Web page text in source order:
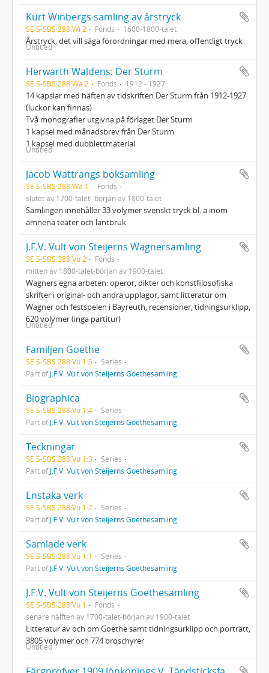
Kurt Winbergs samling av årstryck
SE S-SBS 288 Wi 2 Fonds 1600-1800-talet
Årstryck, det vill säga förordningar med mera, offentligt tryck
Untitled
Herwarth Waldens: Der Sturm
SE S-SBS 288 Wa 2 Fonds 1912 - 1927
14 kapslar med häften av tidskriften Der Sturm från 1912-1927
(luckor kan finnas)
Två monografier utgivna på förlaget Der Sturm
1 kapsel med månadsbrev från Der Sturm
1 kapsel med dubblettmaterial
Untitled
Jacob Wattrangs boksamling
SE S-SBS 288 Wa 1
Fonds
slutet av 1700-talet- början av 1800-talet
Samlingen innehåller 33 volymer svenskt tryck bl. a inom
ämnena teater och lantbruk
J.F.V. Vult von Steijerns Wagnersamling
SE S-SBS 288 Vu 2
Fonds
mitten av 1800-talet-början av 1900-talet
Wagners egna arbeten: operor, dikter och konstfilosofiska
skrifter i original- och andra upplagor, samt litteratur om
Wagner och festspelen i Bayreuth, recensioner, tidningsurklipp,
620 volymer (inga partitur)
Untitled
Familjen Goethe
SE S-SBS 288 Vu 1:5
Series
Part ofJ.F.V. Vult von Steijerns Goethesamling
Biographica
SE S-SBS 288 Vu 1:4
Series
Part ofJ.F.V. Vult von Steijerns Goethesamling
Teckningar
SE S-SBS 288 Vu 1:3
Series
Part ofJ.F.V. Vult von Steijerns Goethesamling
Enstaka verk
SE S-SBS 288 Vu 1:2
Series
Part ofJ.F.V. Vult von Steijerns Goethesamling
Samlade verk
SE S-SBS 288 Vu 1:1
Series
Part ofJ.F.V. Vult von Steijerns Goethesamling
J.F.V. Vult von Steijerns Goethesamling
SE S-SBS 288 Vu 1
Fonds
senare hälften av 1700-talet-början av 1900-talet
Litteratur av och om Goethe samt tidningsurklipp och porträtt,
3805 volymer och 774 broschyrer
Untitled